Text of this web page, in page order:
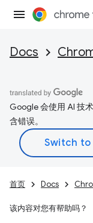
Docs
Google 会使用 AI 技
含错误。
首页 Docs
该内容对您有帮助吗？